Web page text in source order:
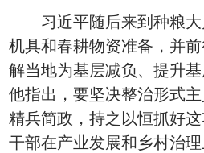
习近平随后来到种粮大
机具和春耕物资准备，并
解当地为基层减负、提升基
他指出，要坚决整治形式
精兵简政，持之以恒抓好
干部在产业发展和乡村治